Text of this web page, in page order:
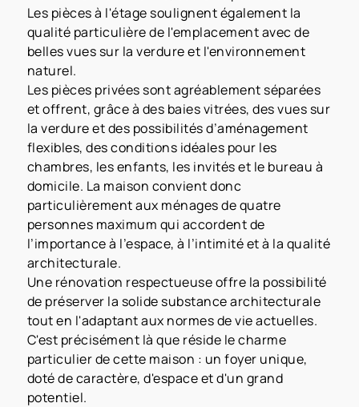
Les pièces à l'étage soulignent également la
qualité particulière de l'emplacement avec de
belles vues sur la verdure et l'environnement
naturel.
Les pièces privées sont agréablement séparées
et offrent, grâce à des baies vitrées, des vues sur
la verdure et des possibilités d’aménagement
flexibles, des conditions idéales pour les
chambres, les enfants, les invités et le bureau à
domicile. La maison convient donc
particulièrement aux ménages de quatre
personnes maximum qui accordent de
l’importance à l’espace, à l’intimité et à la qualité
architecturale.
Une rénovation respectueuse offre la possibilité
de préserver la solide substance architecturale
tout en l'adaptant aux normes de vie actuelles.
C'est précisément là que réside le charme
particulier de cette maison : un foyer unique,
doté de caractère, d'espace et d'un grand
potentiel.